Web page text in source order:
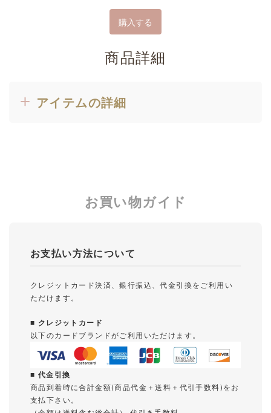
商品詳細
アイテムの詳細
お買い物ガイド
お支払い方法について
クレジットカード決済、銀行振込、代金引換をご利用い
ただけます。
■ クレジットカード
以下のカードブランドがご利用いただけます。
■ 代金引換
商品到着時に合計金額(商品代金＋送料＋代引手数料)をお
支払下さい。